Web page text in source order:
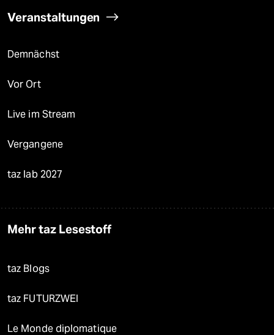
Veranstaltungen
Demnächst
Vor Ort
Live im Stream
Vergangene
taz lab 2027
Mehr taz Lesestoff
taz Blogs
taz FUTURZWEI
Le Monde diplomatique